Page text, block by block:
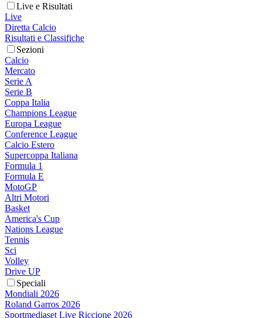
Live e Risultati
Live
Diretta Calcio
Risultati e Classifiche
Sezioni
Calcio
Mercato
Serie A
Serie B
Coppa Italia
Champions League
Europa League
Conference League
Calcio Estero
Supercoppa Italiana
Formula 1
Formula E
MotoGP
Altri Motori
Basket
America's Cup
Nations League
Tennis
Sci
Volley
Drive UP
Speciali
Mondiali 2026
Roland Garros 2026
Sportmediaset Live Riccione 2026